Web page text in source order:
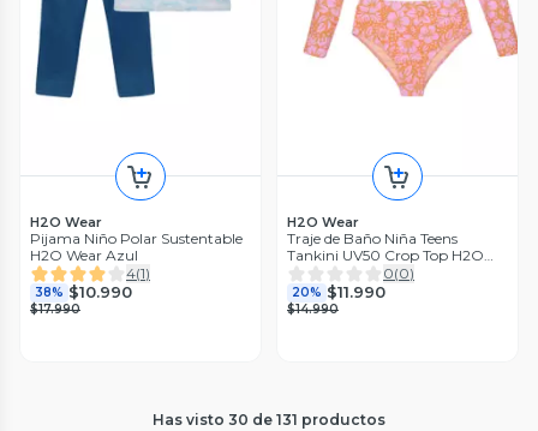
H2O Wear
Pijama Niño Polar Sustentable
H2O Wear Azul
4(1)
38% $10.990
$17.990
H2O Wear
Traje de Baño Niña Teens
Tankini UV50 Crop Top H2O
Wear
0(0)
20% $11.990
$14.990
Has visto 30 de 131 productos